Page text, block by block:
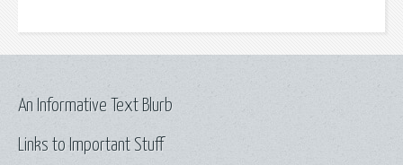
Links to Important Stuff
An Informative Text Blurb